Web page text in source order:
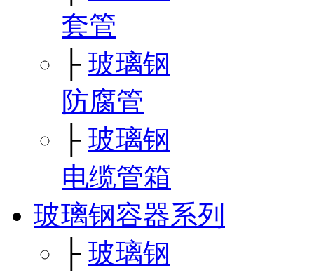
套管
├ 玻璃钢
防腐管
├ 玻璃钢
电缆管箱
玻璃钢容器系列
├ 玻璃钢